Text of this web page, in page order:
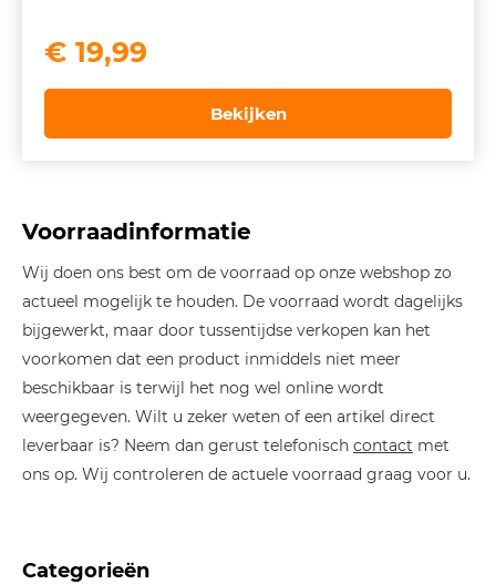
€ 19,99
Bekijken
Voorraadinformatie
Wij doen ons best om de voorraad op onze webshop zo
actueel mogelijk te houden. De voorraad wordt dagelijks
bijgewerkt, maar door tussentijdse verkopen kan het
voorkomen dat een product inmiddels niet meer
beschikbaar is terwijl het nog wel online wordt
weergegeven. Wilt u zeker weten of een artikel direct
leverbaar is? Neem dan gerust telefonisch contact met
ons op. Wij controleren de actuele voorraad graag voor u.
Categorieën